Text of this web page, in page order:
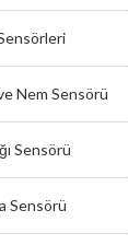
ve Nem Sensörü
Sensörü
Sensörü